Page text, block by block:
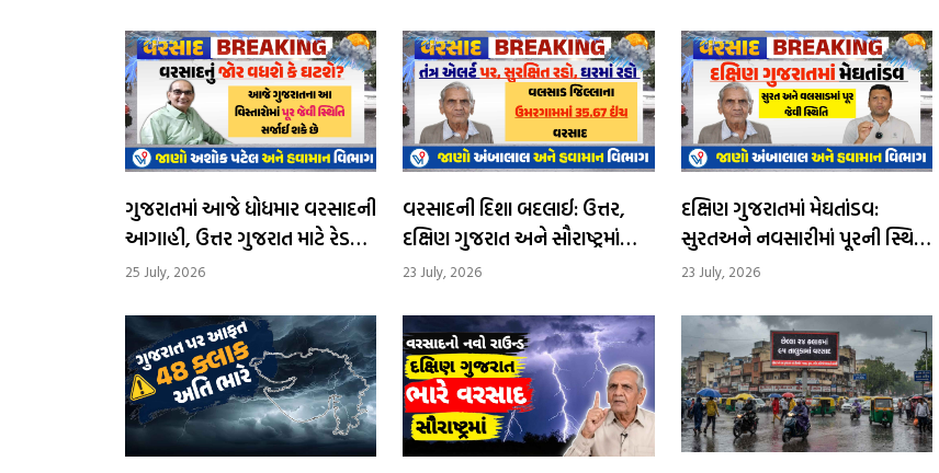
ગુજરાતમાં આજે ધોધમાર વરસાદની
આગાહી, ઉત્તર ગુજરાત માટે રેડ
એલર્ટ, સૌરાષ્ટ્રમાં ઓરેન્જ એલર્ટ,
25 July, 2026
વરસાદની દિશા બદલાઈ: ઉત્તર,
દક્ષિણ ગુજરાત અને સૌરાષ્ટ્રમાં
આગામી 24 કલાકમાં ભારેથી
23 July, 2026
દક્ષિણ ગુજરાતમાં મેઘતાંડવ:
સુરતઅને નવસારીમાં પૂરની સ્થિતિ
વચ્ચે શાળાઓમાં રજા જાહેર
23 July, 2026